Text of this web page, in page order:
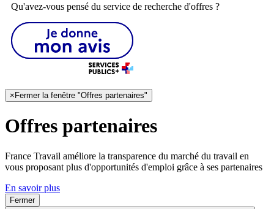
Qu'avez-vous pensé du service de recherche d'offres ?
× Fermer la fenêtre "Offres partenaires"
Offres partenaires
France Travail améliore la transparence du marché du travail en
vous proposant plus d'opportunités d'emploi grâce à ses partenaires
En savoir plus
Fermer